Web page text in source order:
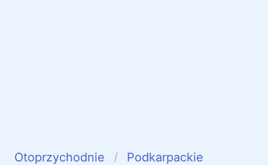
Otoprzychodnie
Podkarpackie